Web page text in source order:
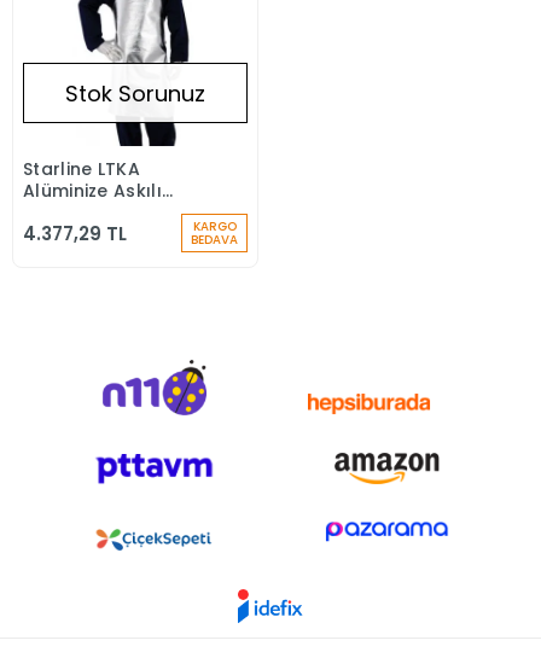
Stokta Yok
Stok Sorunuz
Starline LTKA
Alüminize Askılı
4.377,29 TL KARGO
BEDAVA